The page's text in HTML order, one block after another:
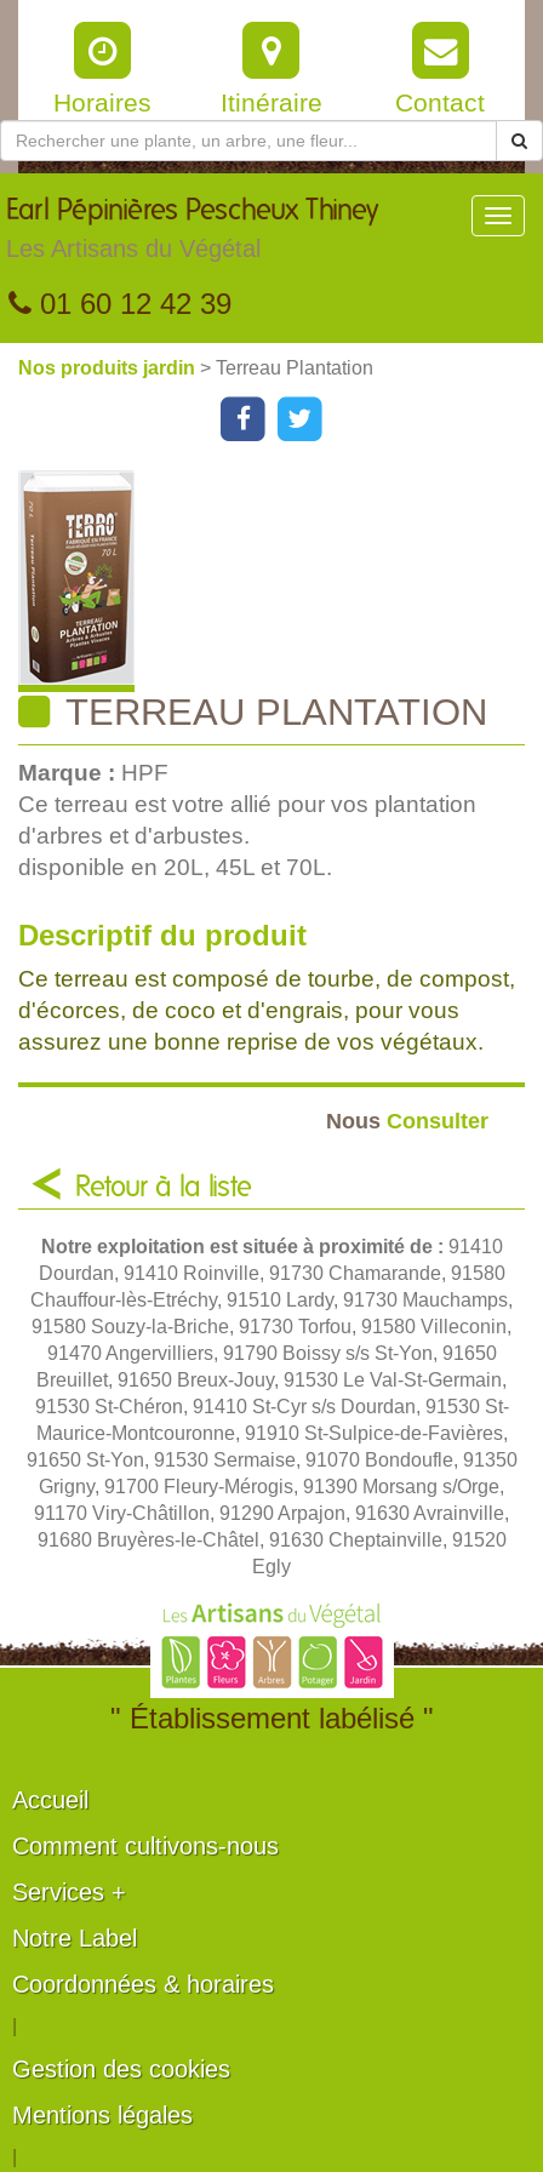
Horaires Itinéraire Contact
Earl Pépinières Pescheux Thiney
Les Artisans du Végétal
01 60 12 42 39
Nos produits jardin > Terreau Plantation
TERREAU PLANTATION
Marque : HPF
Ce terreau est votre allié pour vos plantation
d'arbres et d'arbustes.
disponible en 20L, 45L et 70L.
Descriptif du produit
Ce terreau est composé de tourbe, de compost,
d'écorces, de coco et d'engrais, pour vous
assurez une bonne reprise de vos végétaux.
Nous Consulter
Retour à la liste
Notre exploitation est située à proximité de : 91410
Dourdan, 91410 Roinville, 91730 Chamarande, 91580
Chauffour-lès-Etréchy, 91510 Lardy, 91730 Mauchamps,
91580 Souzy-la-Briche, 91730 Torfou, 91580 Villeconin,
91470 Angervilliers, 91790 Boissy s/s St-Yon, 91650
Breuillet, 91650 Breux-Jouy, 91530 Le Val-St-Germain,
91530 St-Chéron, 91410 St-Cyr s/s Dourdan, 91530 St-
Maurice-Montcouronne, 91910 St-Sulpice-de-Favières,
91650 St-Yon, 91530 Sermaise, 91070 Bondoufle, 91350
Grigny, 91700 Fleury-Mérogis, 91390 Morsang s/Orge,
91170 Viry-Châtillon, 91290 Arpajon, 91630 Avrainville,
91680 Bruyères-le-Châtel, 91630 Cheptainville, 91520
Egly
" Établissement labélisé "
Accueil
Comment cultivons-nous
Services +
Notre Label
Coordonnées & horaires
Gestion des cookies
Mentions légales